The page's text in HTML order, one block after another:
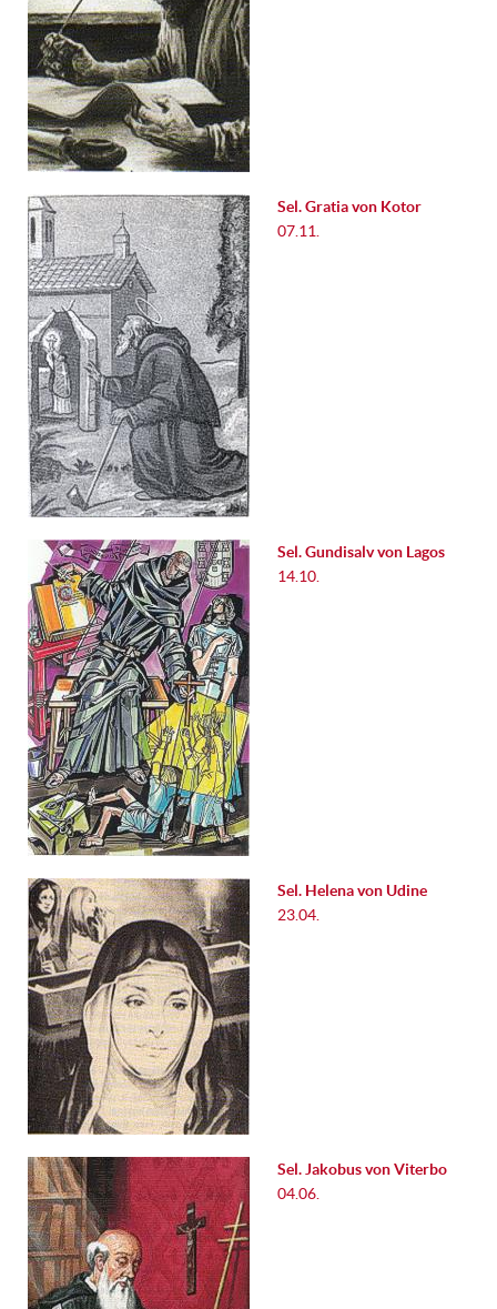
Sel. Gratia von Kotor
07.11.
Sel. Gundisalv von Lagos
14.10.
Sel. Helena von Udine
23.04.
Sel. Jakobus von Viterbo
04.06.